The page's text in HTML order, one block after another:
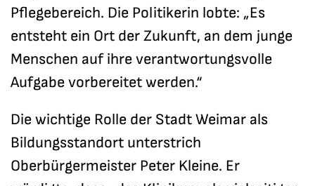
Pflegebereich. Die Politikerin lobte: „Es
entsteht ein Ort der Zukunft, an dem junge
Menschen auf ihre verantwortungsvolle
Aufgabe vorbereitet werden.“
Die wichtige Rolle der Stadt Weimar als
Bildungsstandort unterstrich
Oberbürgermeister Peter Kleine. Er